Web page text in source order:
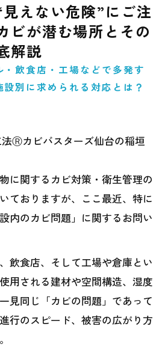
えない危険”にご注
ビが潜む場所とその
解説
飲食店・工場などで多発す
別に求められる対応とは？
法Ⓡカビバスターズ仙台の稲垣
に関するカビ対策・衛生管理の
ておりますが、ここ最近、特に
内のカビ問題」に関するお問い
飲食店、そして工場や倉庫とい
用される建材や空間構造、湿度
見同じ「カビの問題」であって
行のスピード、被害の広がり方